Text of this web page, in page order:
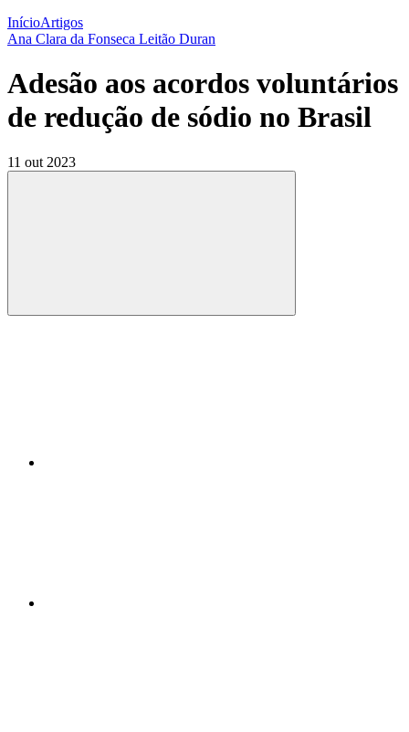
InícioArtigos
Ana Clara da Fonseca Leitão Duran
Adesão aos acordos voluntários
de redução de sódio no Brasil
11 out 2023
Compartilhar